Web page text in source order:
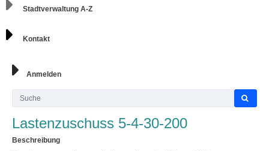
Stadtverwaltung A-Z
Kontakt
Anmelden
Lastenzuschuss 5-4-30-200
Beschreibung